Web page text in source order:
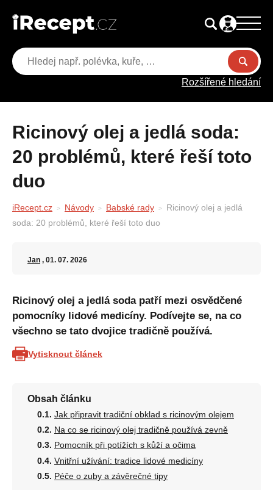
Rozšířené hledání
Ricinový olej a jedlá soda:
20 problémů, které řeší toto
duo
iRecept.cz Návody Babské rady
Ricinový olej a jedlá
soda: 20 problémů, které řeší toto duo
Jan , 01. 07. 2026
Ricinový olej a jedlá soda patří mezi osvědčené
pomocníky lidové medicíny. Podívejte se, na co
všechno se tato dvojice tradičně používá.
Vytisknout článek
Obsah článku
Jak připravit tradiční obklad s ricinovým olejem
Na co se ricinový olej tradičně používá zevně
Pomocník při potížích s kůží a očima
Vnitřní užívání: tradice lidové medicíny
Péče o zuby a závěrečné tipy